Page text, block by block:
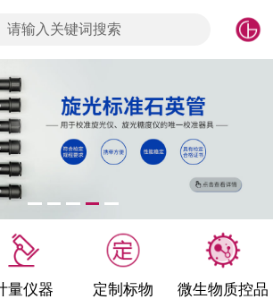
请输入关键词搜索
量仪器 定制标物 微生物质控品
签到
/质控品